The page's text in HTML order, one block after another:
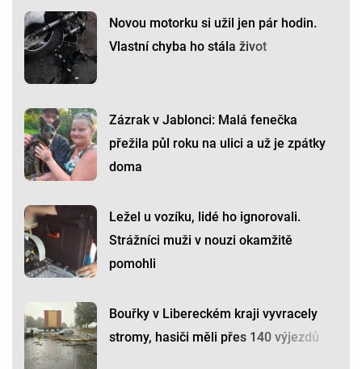
Novou motorku si užil jen pár hodin.
Vlastní chyba ho stála život
Zázrak v Jablonci: Malá fenečka
přežila půl roku na ulici a už je zpátky
doma
Ležel u vozíku, lidé ho ignorovali.
Strážníci muži v nouzi okamžitě
pomohli
Bouřky v Libereckém kraji vyvracely
stromy, hasiči měli přes 140 výjezdů